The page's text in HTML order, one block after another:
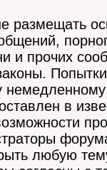
размещать
и прочих
в
любую